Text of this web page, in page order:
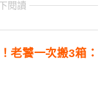
閱讀
老饕一次搬3箱：